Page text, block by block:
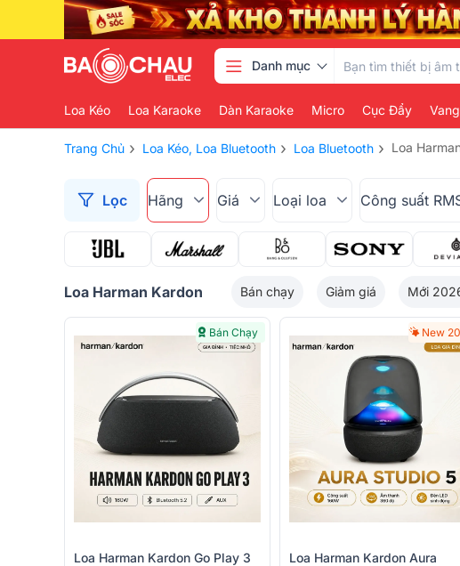
Danh mục
Loa Kéo Loa Karaoke Dàn Karaoke Micro Cục Đẩy Vang
Trang Chủ › Loa Kéo, Loa Bluetooth › Loa Bluetooth › Loa
Lọc Hãng Giá Loại loa Công suất
Loa Harman Kardon Bán chạy Giảm giá Mới
Bán Chạy
Loa Harman Kardon Go Play 3
New
Loa Harman Kardon Aura